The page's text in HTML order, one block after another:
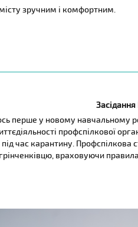
зручним і комфортним.
перше у новому навчальному
профспілкової
час карантину.
враховуючи